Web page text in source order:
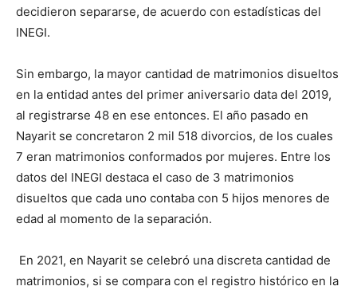
decidieron separarse, de acuerdo con estadísticas del
INEGI.
Sin embargo, la mayor cantidad de matrimonios disueltos
en la entidad antes del primer aniversario data del 2019,
al registrarse 48 en ese entonces. El año pasado en
Nayarit se concretaron 2 mil 518 divorcios, de los cuales
7 eran matrimonios conformados por mujeres. Entre los
datos del INEGI destaca el caso de 3 matrimonios
disueltos que cada uno contaba con 5 hijos menores de
edad al momento de la separación.
En 2021, en Nayarit se celebró una discreta cantidad de
matrimonios, si se compara con el registro histórico en la